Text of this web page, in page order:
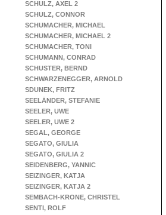
SCHULZ, AXEL 2
SCHULZ, CONNOR
SCHUMACHER, MICHAEL
SCHUMACHER, MICHAEL 2
SCHUMACHER, TONI
SCHUMANN, CONRAD
SCHUSTER, BERND
SCHWARZENEGGER, ARNOLD
SDUNEK, FRITZ
SEELÄNDER, STEFANIE
SEELER, UWE
SEELER, UWE 2
SEGAL, GEORGE
SEGATO, GIULIA
SEGATO, GIULIA 2
SEIDENBERG, YANNIC
SEIZINGER, KATJA
SEIZINGER, KATJA 2
SEMBACH-KRONE, CHRISTEL
SENTI, ROLF